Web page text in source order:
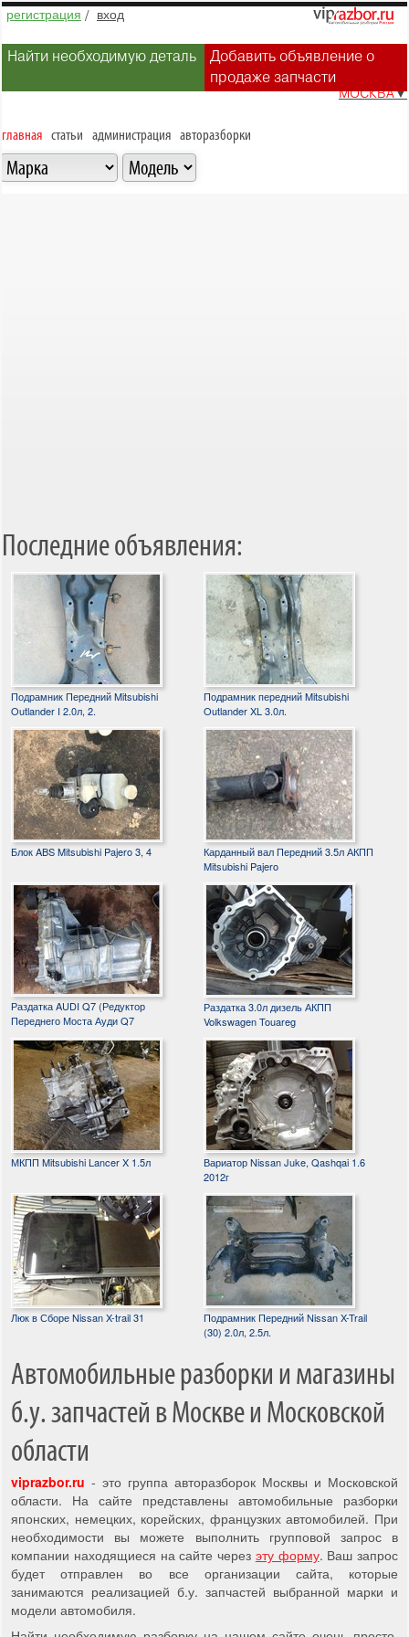
регистрация / вход
Найти необходимую деталь
Добавить объявление о
продаже запчасти
МОСКВА▼
главная статьи администрация авторазборки
Последние объявления:
Подрамник Передний Mitsubishi
Outlander I 2.0л, 2.
Подрамник передний Mitsubishi
Outlander XL 3.0л.
Блок ABS Mitsubishi Pajero 3, 4
Карданный вал Передний 3.5л АКПП
Mitsubishi Pajero
Раздатка AUDI Q7 (Редуктор
Переднего Моста Ауди Q7
Раздатка 3.0л дизель АКПП
Volkswagen Touareg
МКПП Mitsubishi Lancer X 1.5л
Вариатор Nissan Juke, Qashqai 1.6
2012г
Люк в Сборе Nissan X-trail 31
Подрамник Передний Nissan X-Trail
(30) 2.0л, 2.5л.
Автомобильные разборки и магазины
б.у. запчастей в Москве и Московской
области
viprazbor.ru - это группа авторазборок Москвы и Московской
области. На сайте представлены автомобильные разборки
японских, немецких, корейских, французких автомобилей. При
необходимости вы можете выполнить групповой запрос в
компании находящиеся на сайте через эту форму. Ваш запрос
будет отправлен во все организации сайта, которые
занимаются реализацией б.у. запчастей выбранной марки и
модели автомобиля.